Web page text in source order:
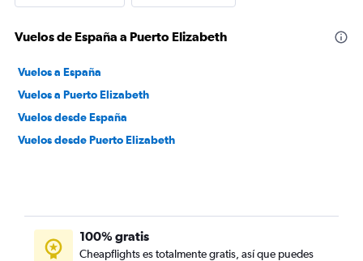
Vuelos de España a Puerto Elizabeth
Vuelos a España
Vuelos a Puerto Elizabeth
Vuelos desde España
Vuelos desde Puerto Elizabeth
100% gratis
Cheapflights es totalmente gratis, así que puedes